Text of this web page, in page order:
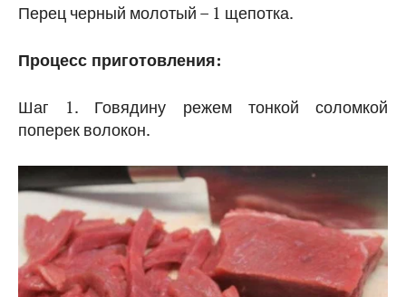
Перец черный молотый – 1 щепотка.
Процесс приготовления:
Шаг 1. Говядину режем тонкой соломкой
поперек волокон.